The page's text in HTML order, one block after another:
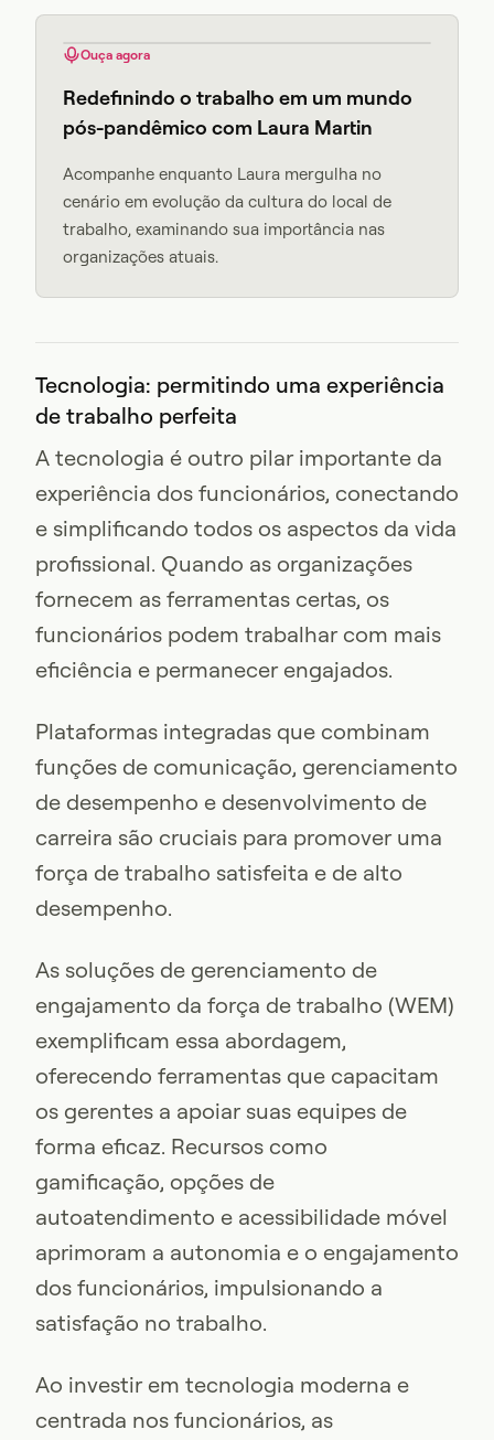
Ouça agora
Redefinindo o trabalho em um mundo
pós-pandêmico com Laura Martin
Acompanhe enquanto Laura mergulha no
cenário em evolução da cultura do local de
trabalho, examinando sua importância nas
organizações atuais.
Tecnologia: permitindo uma experiência
de trabalho perfeita
A tecnologia é outro pilar importante da
experiência dos funcionários, conectando
e simplificando todos os aspectos da vida
profissional. Quando as organizações
fornecem as ferramentas certas, os
funcionários podem trabalhar com mais
eficiência e permanecer engajados.
Plataformas integradas que combinam
funções de comunicação, gerenciamento
de desempenho e desenvolvimento de
carreira são cruciais para promover uma
força de trabalho satisfeita e de alto
desempenho.
As soluções de gerenciamento de
engajamento da força de trabalho (WEM)
exemplificam essa abordagem,
oferecendo ferramentas que capacitam
os gerentes a apoiar suas equipes de
forma eficaz. Recursos como
gamificação, opções de
autoatendimento e acessibilidade móvel
aprimoram a autonomia e o engajamento
dos funcionários, impulsionando a
satisfação no trabalho.
Ao investir em tecnologia moderna e
centrada nos funcionários, as